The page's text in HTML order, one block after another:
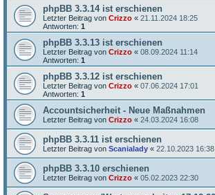
phpBB 3.3.14 ist erschienen
Letzter Beitrag von Crizzo « 21.11.2024 18:25
Antworten: 1
phpBB 3.3.13 ist erschienen
Letzter Beitrag von Crizzo « 08.09.2024 11:14
Antworten: 1
phpBB 3.3.12 ist erschienen
Letzter Beitrag von Crizzo « 07.06.2024 17:01
Antworten: 1
Accountsicherheit - Neue Maßnahmen
Letzter Beitrag von Crizzo « 24.03.2024 16:08
phpBB 3.3.11 ist erschienen
Letzter Beitrag von Scanialady « 22.10.2023 16:38
phpBB 3.3.10 erschienen
Letzter Beitrag von Crizzo « 05.02.2023 22:30